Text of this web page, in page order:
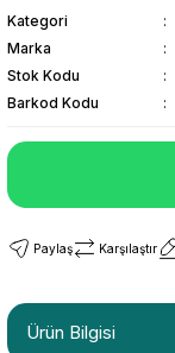
Kategori
Marka
Stok Kodu
Barkod Kodu
Paylaş Karşılaştır
Ürün Bilgisi